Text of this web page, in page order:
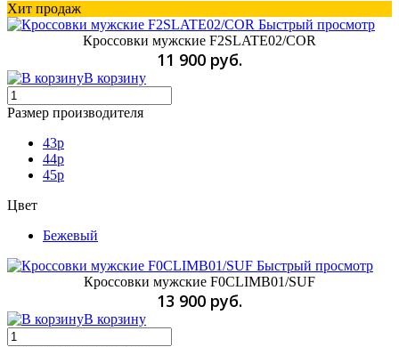
Хит продаж
Быстрый просмотр
Кроссовки мужские F2SLATE02/COR
11 900 руб.
В корзину
Размер производителя
43p
44p
45p
Цвет
Бежевый
Быстрый просмотр
Кроссовки мужские F0CLIMB01/SUF
13 900 руб.
В корзину